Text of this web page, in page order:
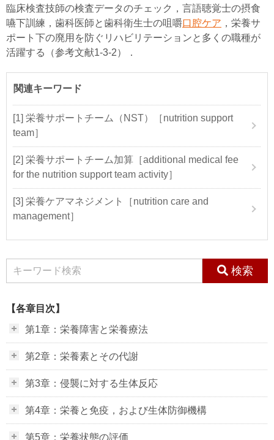
臨床検査技師の検査データのチェック，言語聴覚士の摂食
嚥下訓練，歯科医師と歯科衛生士の咀嚼口腔ケア ，栄養サ
ポート下の廃用を防ぐリハビリテーションと多くの職種が
活躍する（参考文献1-3-2）．
関連キーワード
[1] 栄養サポートチーム（NST）［nutrition support
team］
[2] 栄養サポートチーム加算［additional medical fee
for the nutrition support team activity］
[3] 栄養ケアマネジメント［nutrition care and
management］
検索
【各章目次】
第1章：栄養障害と栄養療法
第2章：栄養素とその代謝
第3章：侵襲に対する生体反応
第4章：栄養と免疫，および生体防御機構
第5章：栄養状態の評価